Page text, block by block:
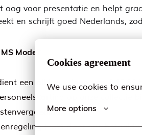
Cookies agreement
We use cookies to
More options
oog voor presentatie en helpt
en schrijft goed Nederlands,
Mode?
een all-in uurloon van €
op onze collectie
(75% door ons betaald);